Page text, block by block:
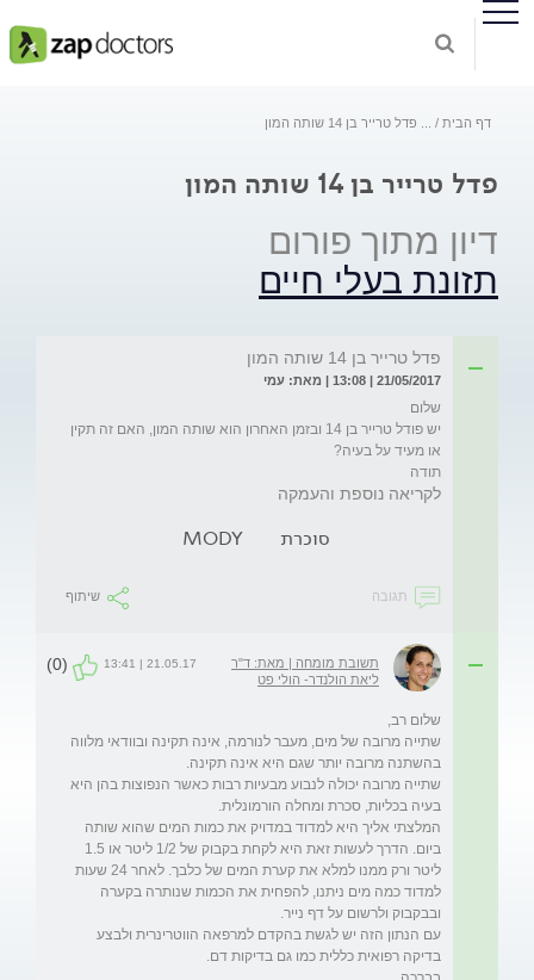
דף הבית פדל טרייר בן 14 שותה המון
פדל טרייר בן 14 שותה המון
דיון מתוך פורום
תזונת בעלי חיים
פדל טרייר בן 14 שותה המון
21/05/2017 | 13:08 | מאת: עמי
יש פודל טרייר בן 14 ובזמן האחרון הוא שותה המון, האם זה תקין
תודה
לקריאה נוספת והעמקה
סוכרת MODY
תגובה שיתוף
תשובת מומחה | מאת: ד"ר
ליאת הולנדר- הולי פט
21.05.17 | 13:41
(0)
שתייה מרובה של מים, מעבר לנורמה, אינה תקינה ובוודאי מלווה
שתייה מרובה יכולה לנבוע מבעיות רבות כאשר הנפוצות בהן היא
המלצתי אליך היא למדוד במדויק את כמות המים שהוא שותה
ליטר ורק ממנו למלא את קערת המים של כלבך. לאחר 24 שעות
למדוד כמה מים ניתנו, להפחית את הכמות שנותרה בקערה
עם הנתון הזה יש לגשת בהקדם למרפאה הווטרינרית ולבצע